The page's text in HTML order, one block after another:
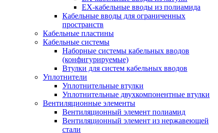
EX-кабельные вводы из полиамида
Кабельные вводы для ограниченных
пространств
Кабельные пластины
Кабельные системы
Наборные системы кабельных вводов
(конфигурируемые)
Втулки для систем кабельных вводов
Уплотнители
Уплотнительные втулки
Уплотнительные двухкомпонентные втулки
Вентиляционные элементы
Вентиляционный элемент полиамид
Вентиляционный элемент из нержавеющей
стали